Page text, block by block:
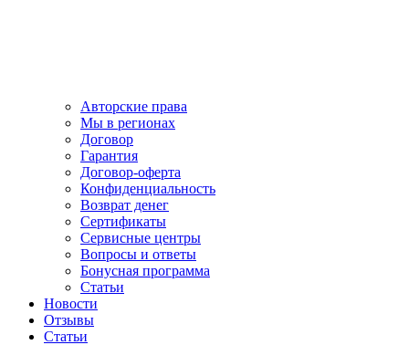
Авторские права
Мы в регионах
Договор
Гарантия
Договор-оферта
Конфиденциальность
Возврат денег
Сертификаты
Сервисные центры
Вопросы и ответы
Бонусная программа
Статьи
Новости
Отзывы
Статьи